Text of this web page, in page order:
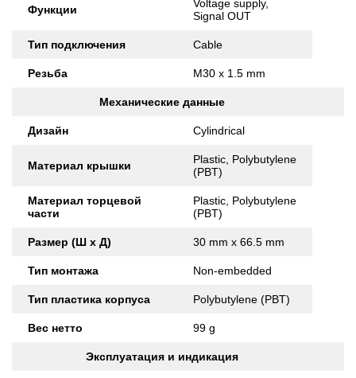
Функции
Voltage supply,
Signal OUT
Тип подключения Cable
Резьба M30 x 1.5 mm
Механические данные
Дизайн Cylindrical
Материал крышки
Plastic, Polybutylene
(PBT)
Материал торцевой
части
Plastic, Polybutylene
(PBT)
Размер (Ш x Д) 30 mm x 66.5 mm
Тип монтажа Non-embedded
Тип пластика корпуса Polybutylene (PBT)
Вес нетто 99 g
Эксплуатация и индикация